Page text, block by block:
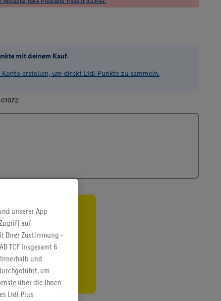
mit deinem Kauf.
erstellen, um direkt Lidl Punkte zu sammeln.
unserer App
auf
Ihrer Zustimmung -
TCF insgesamt 6
und
um
über die Ihnen
Lidl Plus-